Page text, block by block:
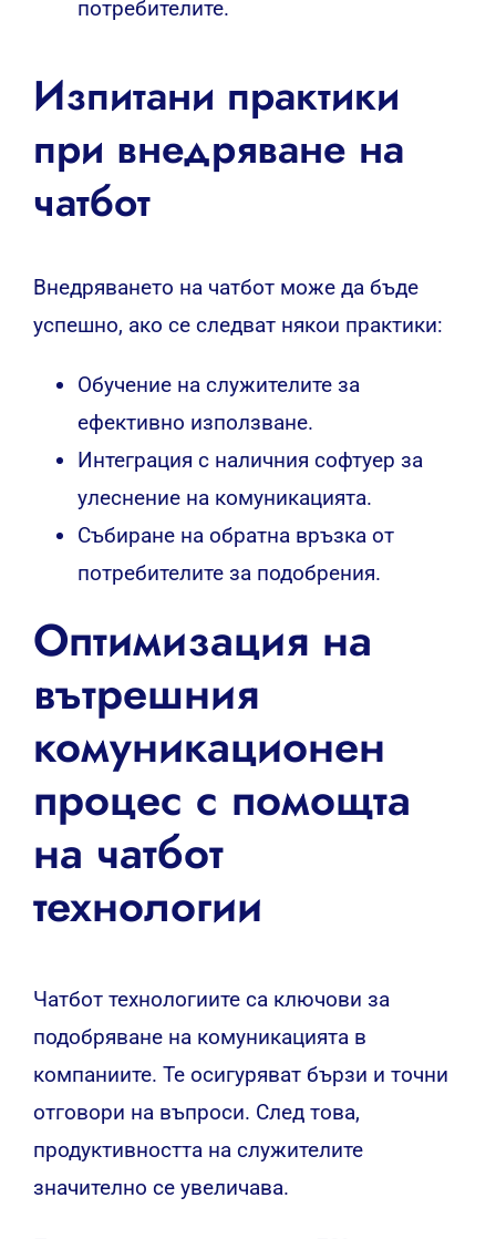
потребителите.
Изпитани практики
при внедряване на
чатбот
Внедряването на чатбот може да бъде
успешно, ако се следват някои практики:
Обучение на служителите за
ефективно използване.
Интеграция с наличния софтуер за
улеснение на комуникацията.
Събиране на обратна връзка от
потребителите за подобрения.
Оптимизация на
вътрешния
комуникационен
процес с помощта
на чатбот
технологии
Чатбот технологиите са ключови за
подобряване на комуникацията в
компаниите. Те осигуряват бързи и точни
отговори на въпроси. След това,
продуктивността на служителите
значително се увеличава.